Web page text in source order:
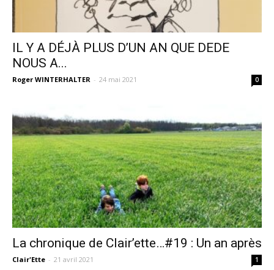
IL Y A DÉJÀ PLUS D’UN AN QUE DEDE
NOUS A...
Roger WINTERHALTER - 24 mai 2021 0
La chronique de Clair’ette…#19 : Un an après
Clair'Ette - 21 avril 2021 1